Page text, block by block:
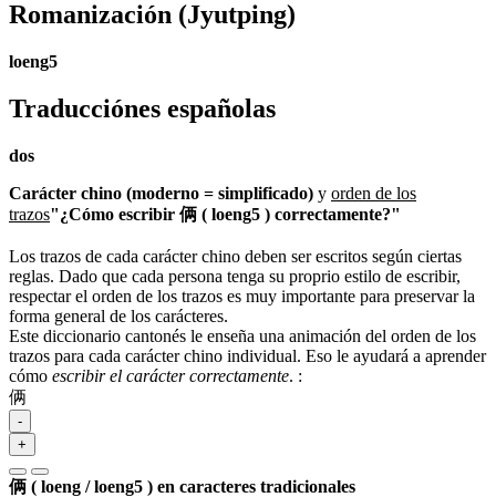
Romanización (Jyutping)
loeng5
Traducciónes españolas
dos
Carácter chino (moderno = simplificado) y orden de los
trazos"¿Cómo escribir 俩 ( loeng5 ) correctamente?"
Los trazos de cada carácter chino deben ser escritos según ciertas
reglas. Dado que cada persona tenga su proprio estilo de escribir,
respectar el orden de los trazos es muy importante para preservar la
forma general de los carácteres.
Este diccionario cantonés le enseña una animación del orden de los
trazos para cada carácter chino individual. Eso le ayudará a aprender
cómo escribir el carácter correctamente. :
俩
-
+
俩 ( loeng / loeng5 ) en caracteres tradicionales